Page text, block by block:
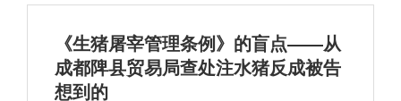
《生猪屠宰管理条例》的盲点——从
成都陴县贸易局查处注水猪反成被告
想到的